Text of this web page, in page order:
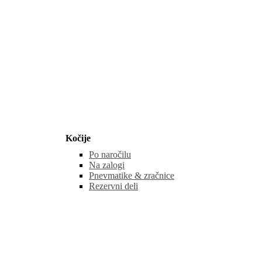
Kočije
Po naročilu
Na zalogi
Pnevmatike & zračnice
Rezervni deli